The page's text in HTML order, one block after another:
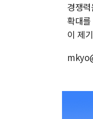
경쟁
확대
이 제